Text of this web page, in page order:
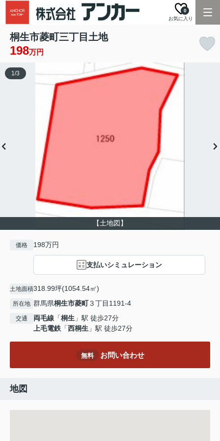
お気に入り
0
桐生市菱町三丁目土地
198万円
【土地図】
1/3
価格 198万円
支払いシミュレーション
土地面積318.99坪(1054.54㎡)
所在地 群馬県桐生市菱町３丁目1191-4
交通 両毛線 「桐生 」駅 徒歩27分
上毛電鉄 「西桐生 」駅 徒歩27分
無料 お問い合わせ
地図